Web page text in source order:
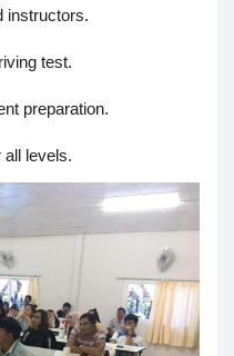
instructors.
test.
preparation.
all levels.